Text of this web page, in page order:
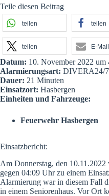
Teile diesen Beitrag
teilen teilen
teilen E-Mail
Datum: 10. November 2022 um
Alarmierungsart: DIVERA24/
Dauer: 21 Minuten
Einsatzort: Hasbergen
Einheiten und Fahrzeuge:
Feuerwehr Hasbergen
Einsatzbericht:
Am Donnerstag, den
gegen 04:09 Uhr zu einem
Alarmierung war in diesem Fall
in einem Seniorenhaus. Vor Ort